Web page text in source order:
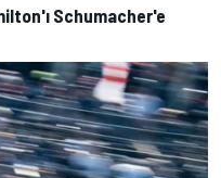
Schumacher'e